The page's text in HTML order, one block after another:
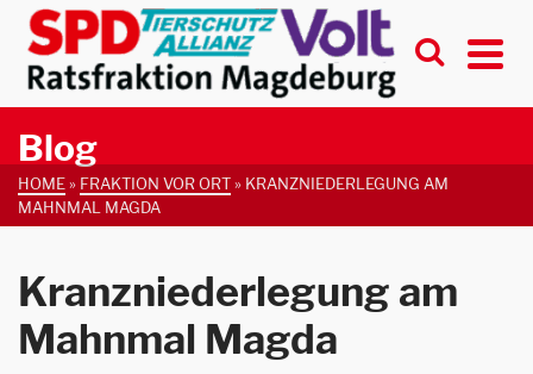
Blog
HOME» FRAKTION VOR ORT» KRANZNIEDERLEGUNG AM
MAHNMAL MAGDA
Kranzniederlegung am
Mahnmal Magda